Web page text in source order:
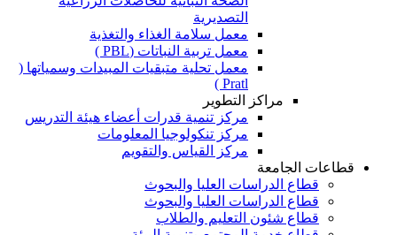
التصديرية
معمل سلامة الغذاء والتغذية
معمل تربية النباتات (PBL )
معمل تحلية متبقيات المبيدات وسمياتها (
Pratl )
مراكز التطوير
مركز تنمية قدرات أعضاء هيئة التدريس
مركز تنكولوجيا المعلومات
مركز القياس والتقويم
قطاعات الجامعة
قطاع الدراسات العليا والبحوث
قطاع الدراسات العليا والبحوث
قطاع شئون التعليم والطلاب